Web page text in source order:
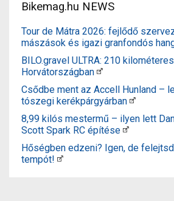
Bikemag.hu NEWS
Tour de Mátra 2026: fejlődő
mászások és igazi granfondós
BILO.gravel ULTRA: 210
Horvátországban
Csődbe ment az Accell Hunland –
tószegi kerékpárgyárban
8,99 kilós mestermű – ilyen lett
Scott Spark RC építése
Hőségben edzeni? Igen, de
tempót!